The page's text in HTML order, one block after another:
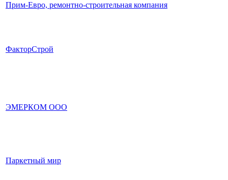
Прим-Eвро, ремонтно-строительная компания
ФакторСтрой
ЭМЕРКОМ ООО
Паркетный мир